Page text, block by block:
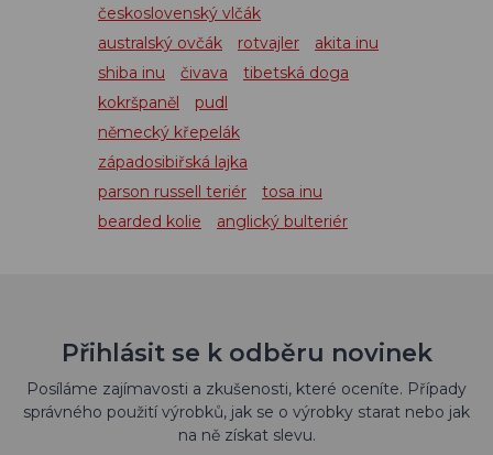
československý vlčák
australský ovčák
rotvajler
akita inu
shiba inu
čivava
tibetská doga
kokršpaněl
pudl
německý křepelák
západosibiřská lajka
parson russell teriér
tosa inu
bearded kolie
anglický bulteriér
Přihlásit se k odběru novinek
Posíláme zajímavosti a zkušenosti, které oceníte. Případy
správného použití výrobků, jak se o výrobky starat nebo jak
na ně získat slevu.